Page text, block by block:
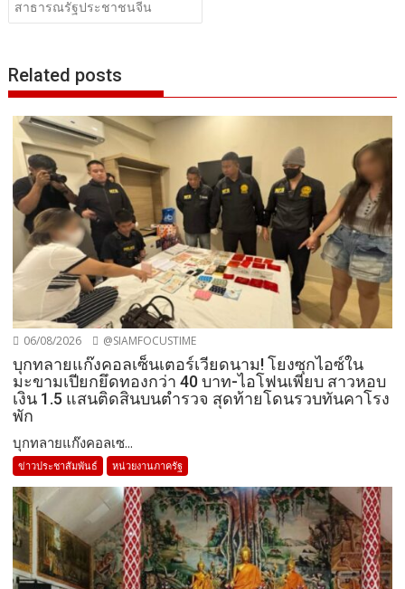
สาธารณรัฐประชาชนจีน
Related posts
06/08/2026 @SIAMFOCUSTIME
บุกทลายแก๊งคอลเซ็นเตอร์เวียดนาม! โยงซุกไอซ์ใน
มะขามเปียกยึดทองกว่า 40 บาท-ไอโฟนเพียบ สาวหอบ
เงิน 1.5 แสนติดสินบนตำรวจ สุดท้ายโดนรวบทันคาโรง
พัก
บุกทลายแก๊งคอลเซ...
ข่าวประชาสัมพันธ์ หน่วยงานภาครัฐ